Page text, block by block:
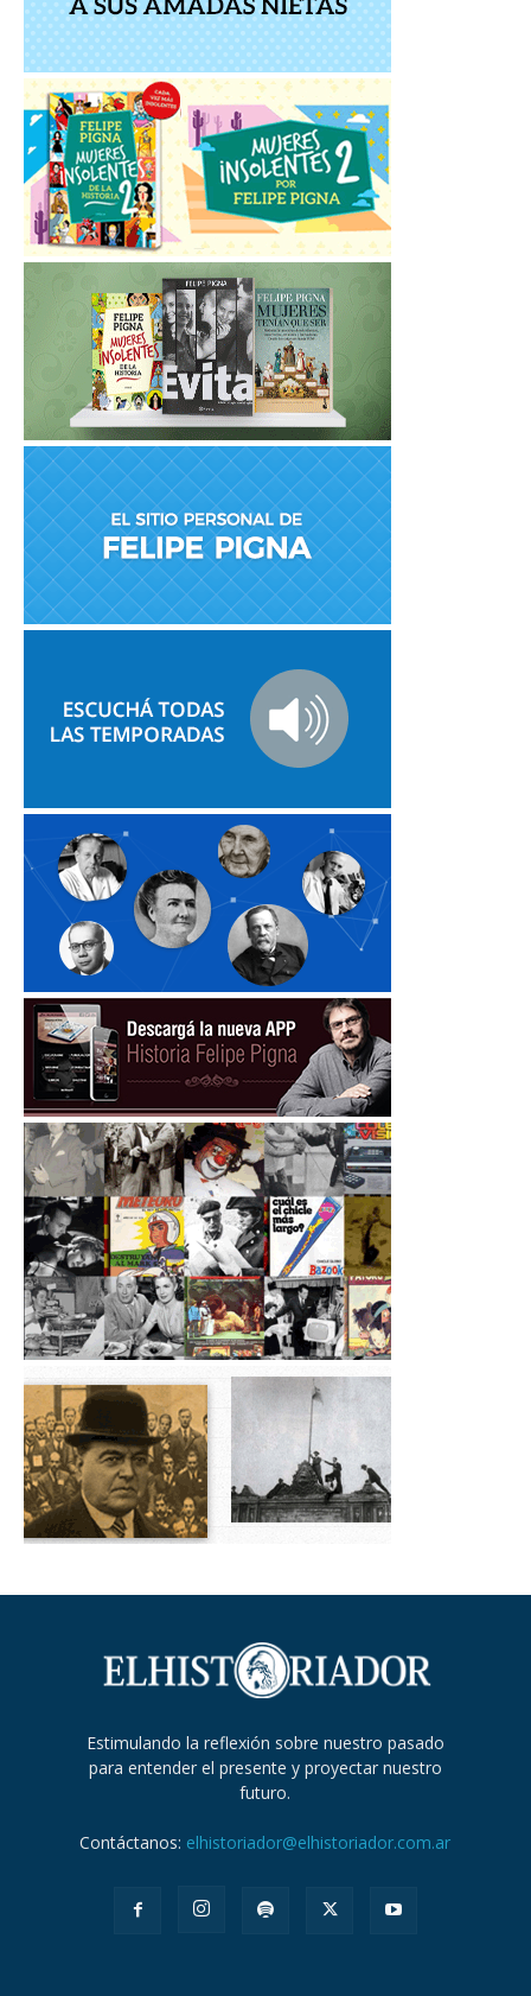
Estimulando la reflexión sobre nuestro pasado
para entender el presente y proyectar nuestro
futuro.
Contáctanos: elhistoriador@elhistoriador.com.ar